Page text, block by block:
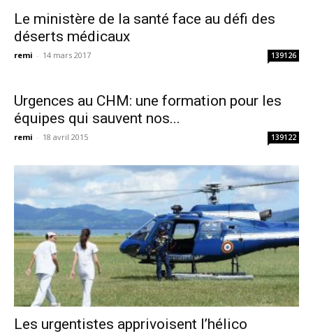
Le ministère de la santé face au défi des
déserts médicaux
remi - 14 mars 2017 139126
Urgences au CHM: une formation pour les
équipes qui sauvent nos...
remi - 18 avril 2015 139122
Les urgentistes apprivoisent l’hélico